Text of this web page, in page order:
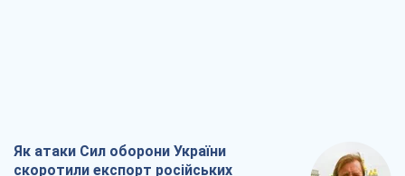
Як атаки Сил оборони України
скоротили експорт російських